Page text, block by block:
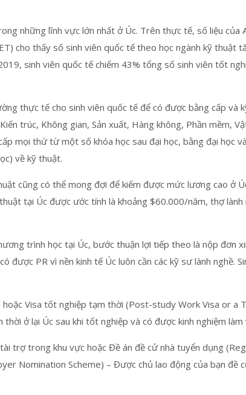
những lĩnh vực lớn nhất ở Úc. Trên thực tế, số liệu của
cho thấy số sinh viên quốc tế theo học ngành kỹ thuật
sinh viên quốc tế chiếm 43% tổng số sinh viên tốt
thực tế cho sinh viên quốc tế để có được bằng cấp và
trúc, Không gian, Sản xuất, Hàng không, Phần mềm,
mọi thứ từ một số khóa học sau đại học, bằng đại học
về kỹ thuật.
cũng có thể mong đợi để kiếm được mức lương cao ở
tại Úc được ước tính là khoảng $60.000/năm, thợ
trình học tại Úc, bước thuận lợi tiếp theo là nộp đơn
được PR vì nền kinh tế Úc luôn cần các kỹ sư lành nghề.
hoặc Visa tốt nghiệp tạm thời (Post-study Work Visa or a
ở lại Úc sau khi tốt nghiệp và có được kinh nghiệm làm
trợ trong khu vực hoặc Đề án đề cử nhà tuyển dụng
Nomination Scheme) – Được chủ lao động của bạn đề